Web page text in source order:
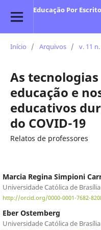
Educação Por Escrito
Início / Arquivos / v. 11
As
educação e
educativos
do COVID-19
Relatos de professores
Marcia Regina Simpioni
Universidade Católica de
http://orcid.org/0000-0001-7682-
Eber Ostemberg
Universidade Católica de